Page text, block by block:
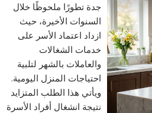
جدة تطورًا ملحوظًا خلال
السنوات الأخيرة، حيث
ازداد اعتماد الأسر على
خدمات الشغالات
والعاملات بالشهر لتلبية
احتياجات المنزل اليومية.
ويأتي هذا الطلب المتزايد
نتيجة انشغال أفراد الأسرة